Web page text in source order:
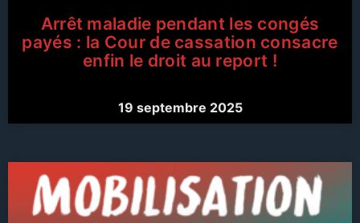
Arrêt maladie pendant les congés
payés : la Cour de cassation consacre
enfin le droit au report !
19 septembre 2025